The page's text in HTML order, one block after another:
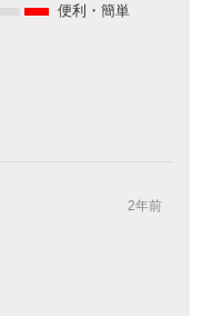
便利・簡単
2年前